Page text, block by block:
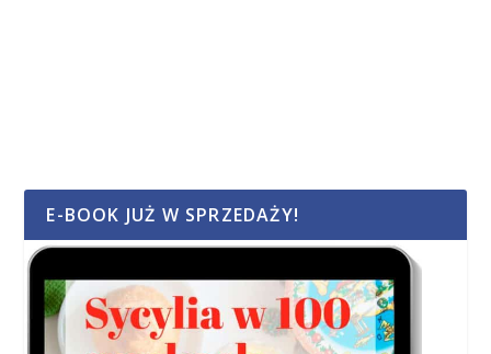
E-BOOK JUŻ W SPRZEDAŻY!